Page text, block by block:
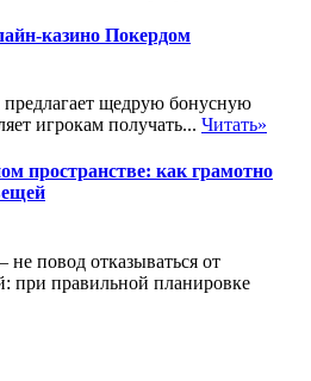
казино Покердом
щедрую бонусную
игрокам получать... Читать»
пространстве: как грамотно
не повод отказываться от
при правильной планировке